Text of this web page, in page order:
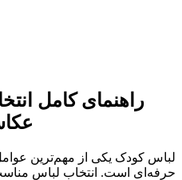
راهنمای کامل
لباس کودک یکی از مهم‌ترین
حرفه‌ای است. انتخاب لباس